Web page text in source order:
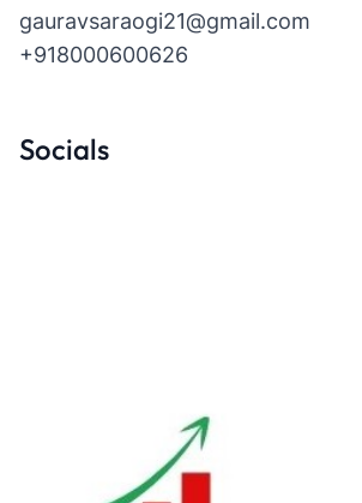
gauravsaraogi21@gmail.com
+918000600626
Socials